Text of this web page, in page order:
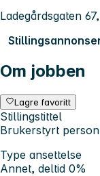
Ladegårdsgaten
Om jobben
Lagre favoritt
Stillingstittel
Brukerstyrt
Type ansettelse
Annet, deltid 0%